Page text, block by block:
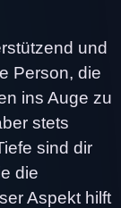
und
Person, die
ins Auge zu
stets
sind dir
die
Aspekt hilft